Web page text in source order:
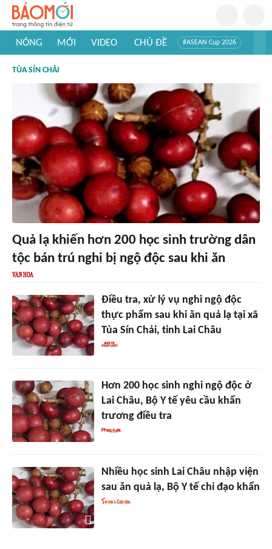
NÓNG MỚI VIDEO CHỦ ĐỀ #ASEAN Cup 2026
#Khám phá Việt Nam
TỦA SÍN CHẢI
Quả lạ khiến hơn 200 học sinh trường dân
tộc bán trú nghi bị ngộ độc sau khi ăn
Điều tra, xử lý vụ nghi ngộ độc
thực phẩm sau khi ăn quả lạ tại xã
Tủa Sín Chải, tỉnh Lai Châu
Hơn 200 học sinh nghi ngộ độc ở
Lai Châu, Bộ Y tế yêu cầu khẩn
trương điều tra
Nhiều học sinh Lai Châu nhập viện
sau ăn quả lạ, Bộ Y tế chỉ đạo khẩn